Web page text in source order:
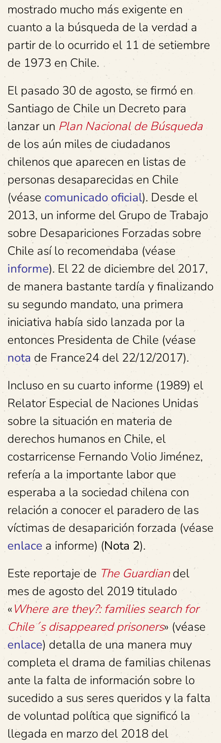
mostrado mucho más exigente en
cuanto a la búsqueda de la verdad a
partir de lo ocurrido el 11 de setiembre
de 1973 en Chile.
El pasado 30 de agosto, se firmó en
Santiago de Chile un Decreto para
lanzar un Plan Nacional de Búsqueda
de los aún miles de ciudadanos
chilenos que aparecen en listas de
personas desaparecidas en Chile
(véase comunicado oficial). Desde el
2013, un informe del Grupo de Trabajo
sobre Desapariciones Forzadas sobre
Chile así lo recomendaba (véase
informe). El 22 de diciembre del 2017,
de manera bastante tardía y finalizando
su segundo mandato, una primera
iniciativa había sido lanzada por la
entonces Presidenta de Chile (véase
nota de France24 del 22/12/2017).
Incluso en su cuarto informe (1989) el
Relator Especial de Naciones Unidas
sobre la situación en materia de
derechos humanos en Chile, el
costarricense Fernando Volio Jiménez,
refería a la importante labor que
esperaba a la sociedad chilena con
relación a conocer el paradero de las
víctimas de desaparición forzada (véase
enlace a informe) (Nota 2).
Este reportaje de The Guardiandel
mes de agosto del 2019 titulado
«Where are they?: families search for
Chile´s disappeared prisoners» (véase
enlace) detalla de una manera muy
completa el drama de familias chilenas
ante la falta de información sobre lo
sucedido a sus seres queridos y la falta
de voluntad política que significó la
llegada en marzo del 2018 del